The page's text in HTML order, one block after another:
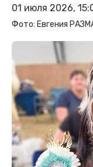
01 июля 2026,
Фото: Евгения